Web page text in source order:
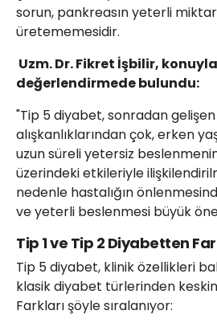
sorun, pankreasın yeterli
üretememesidir.
Uzm. Dr. Fikret İşbilir,
değerlendirmede bulundu:
"Tip 5 diyabet, sonradan
alışkanlıklarından çok, erken
uzun süreli yetersiz
üzerindeki etkileriyle
nedenle hastalığın
ve yeterli beslenmesi büyük
Tip 1 ve Tip 2 Diyabetten
Tip 5 diyabet, klinik özellikleri
klasik diyabet türlerinden keskin
Farkları şöyle sıralanıyor: